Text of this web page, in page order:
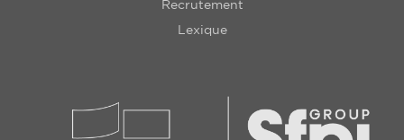
Recrutement
Lexique